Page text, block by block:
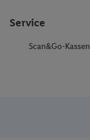
Service
Scan&Go-Kassen